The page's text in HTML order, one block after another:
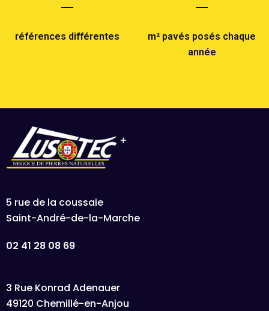
références différentes
m² pavés posés chaque
année
5 rue de la coussaie
Saint-André-de-la-Marche
02 41 28 08 69
3 Rue Konrad Adenauer
49120 Chemillé-en-Anjou